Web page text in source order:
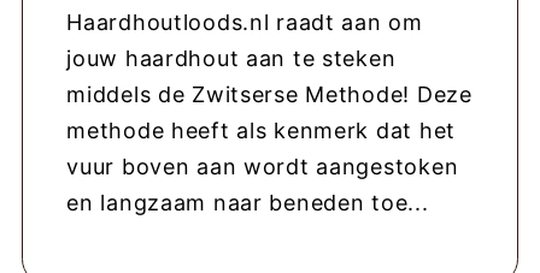
Haardhoutloods.nl raadt aan om
jouw haardhout aan te steken
middels de Zwitserse Methode! Deze
methode heeft als kenmerk dat het
vuur boven aan wordt aangestoken
en langzaam naar beneden toe...